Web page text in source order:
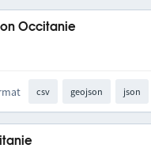
Occitanie
csv geojson json